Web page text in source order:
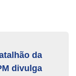
da
divulga